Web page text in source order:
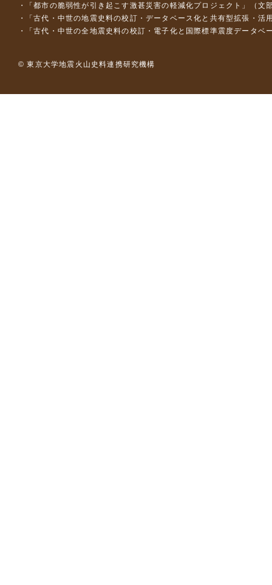
「都市の脆弱性が引き起こす激甚災害の軽減化プロジェクト」（
「古代・中世の地震史料の校訂・データベース化と共有型拡張・
「古代・中世の全地震史料の校訂・電子化と国際標準震度データ
© 東京大学地震火山史料連携研究機構